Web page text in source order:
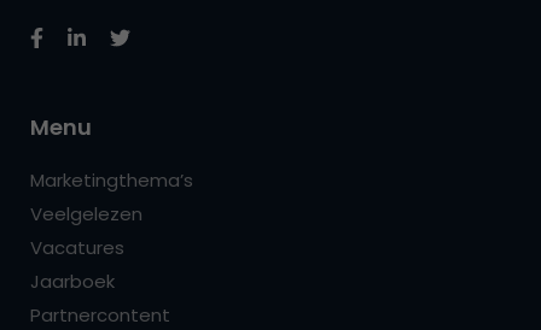
Menu
Marketingthema’s
Veelgelezen
Vacatures
Jaarboek
Partnercontent